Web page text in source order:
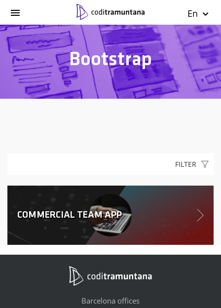
En
Bootstrap
FILTER
COMMERCIAL TEAM APP
Barcelona offices